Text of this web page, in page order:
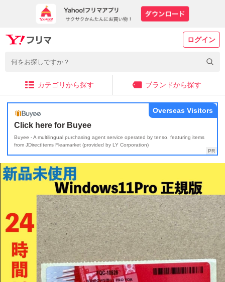
ログイン
カテゴリから探す ブランドから探す
Click here for Buyee
Buyee - A multilingual purchasing agent service operated by tenso, featuring items
from JDirectItems Fleamarket (provided by LY Corporation)
Overseas Visitors